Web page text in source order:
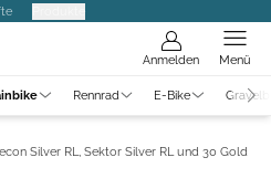
Anmelden Menü
Rennrad E-Bike
Silver RL, Sektor Silver RL und 30 Gold RL